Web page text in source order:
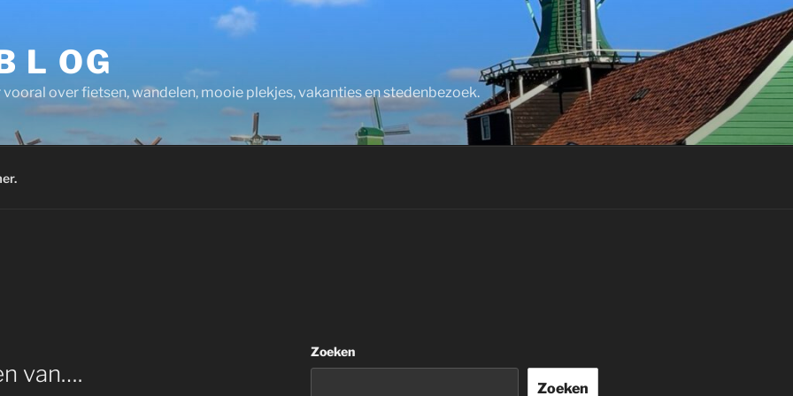
L OG
over fietsen, wandelen, mooie plekjes, vakanties en stedenbezoek.
van….
Zoeken
Zoeken